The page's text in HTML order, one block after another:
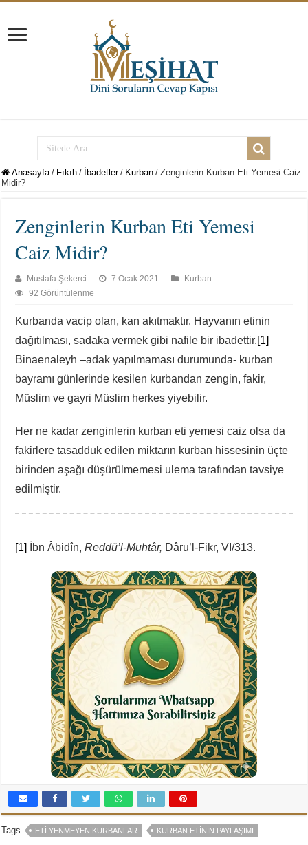
Anasayfa / Fıkıh / İbadetler / Kurban / Zenginlerin Kurban Eti Yemesi Caiz
Midir?
Zenginlerin Kurban Eti Yemesi
Caiz Midir?
Mustafa Şekerci 7 Ocak 2021
Kurban
92 Görüntülenme
Kurbanda vacip olan, kan akıtmaktır. Hayvanın etinin
dağıtılması, sadaka vermek gibi nafile bir ibadettir.[1]
Binaenaleyh –adak yapılmaması durumunda- kurban
bayramı günlerinde kesilen kurbandan zengin, fakir,
Müslim ve gayri Müslim herkes yiyebilir.
Her ne kadar zenginlerin kurban eti yemesi caiz olsa da
fakirlere tasadduk edilen miktarın kurban hissesinin üçte
birinden aşağı düşürülmemesi ulema tarafından tavsiye
edilmiştir.
[1] İbn Âbidîn,Reddü’l-Muhtâr, Dâru’l-Fikr, VI/313.
Tags ETI YENMEYEN KURBANLAR KURBAN ETININ PAYLAŞIMI